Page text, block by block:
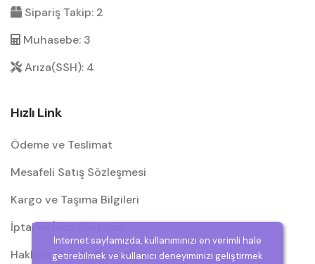
Sipariş Takip: 2
Muhasebe: 3
Arıza(SSH): 4
Hızlı Link
Ödeme ve Teslimat
Mesafeli Satış Sözleşmesi
Kargo ve Taşıma Bilgileri
İptal ve İade Politikası
Hakkımızda (Biz Kimiz?)
İnternet sayfamızda, kullanımınızı en verimli hale
getirebilmek ve kullanıcı deneyiminizi geliştirmek